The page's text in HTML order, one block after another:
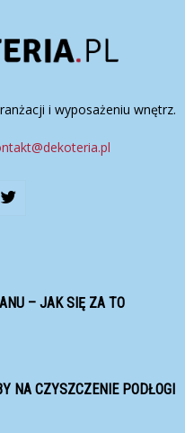
i wyposażeniu wnętrz.
– JAK SIĘ ZA TO
NA CZYSZCZENIE PODŁOGI